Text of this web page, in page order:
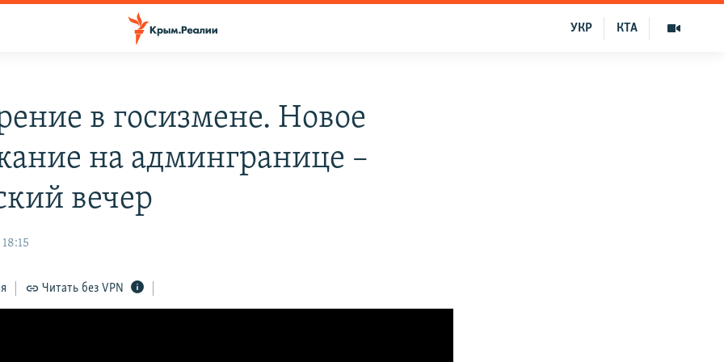
КТА
УКР
в госизмене. Новое
на админгранице –
вечер
Читать без VPN